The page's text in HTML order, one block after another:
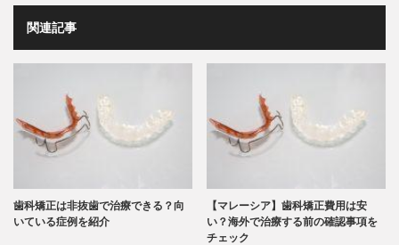
関連記事
歯科矯正は非抜歯で治療できる？向
いている症例を紹介
【マレーシア】歯科矯正費用は安
い？海外で治療する前の確認事項を
チェック